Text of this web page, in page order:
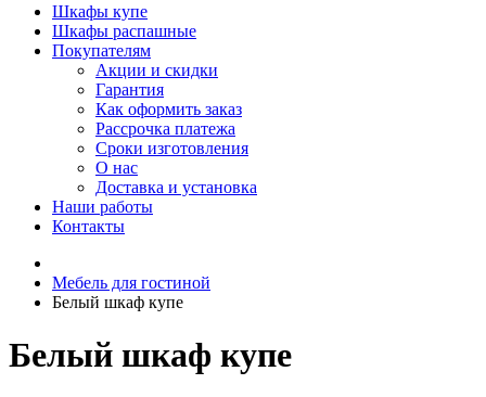
Шкафы купе
Шкафы распашные
Покупателям
Акции и скидки
Гарантия
Как оформить заказ
Рассрочка платежа
Сроки изготовления
О нас
Доставка и установка
Наши работы
Контакты
Мебель для гостиной
Белый шкаф купе
Белый шкаф купе